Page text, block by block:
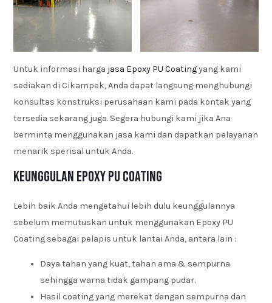
Untuk informasi harga jasa Epoxy PU Coatingyang kami
sediakan di Cikampek, Anda dapat langsung menghubungi
konsultas konstruksi perusahaan kami pada kontak yang
tersedia sekarang juga. Segera hubungi kami jika Ana
berminta menggunakan jasa kami dan dapatkan pelayanan
menarik sperisal untuk Anda.
Keunggulan Epoxy PU Coating
Lebih baik Anda mengetahui lebih dulu keunggulannya
sebelum memutuskan untuk menggunakan Epoxy PU
Coating sebagai pelapis untuk lantai Anda, antara lain :
Daya tahan yang kuat, tahan ama & sempurna
sehingga warna tidak gampang pudar.
Hasil coating yang merekat dengan sempurna dan